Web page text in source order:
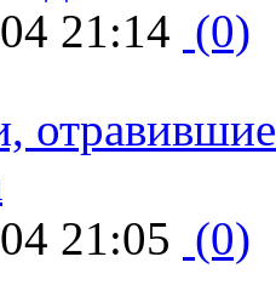
21:14 (0)
21:05 (0)